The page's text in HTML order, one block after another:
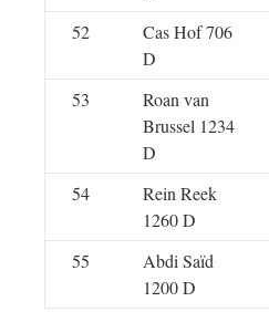
52
Cas Hof 706
D
53
Roan van
Brussel 1234
D
54
Rein Reek
1260 D
55
Abdi Saïd
1200 D